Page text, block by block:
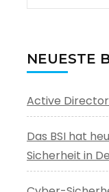
nach:
NEUESTE
Active
Das BSI hat
Sicherheit in